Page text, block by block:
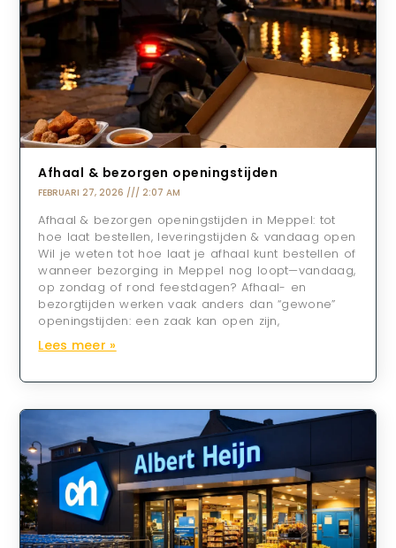
Afhaal & bezorgen openingstijden
FEBRUARI 27, 2026 2:07 AM
Afhaal & bezorgen openingstijden in Meppel: tot
hoe laat bestellen, leveringstijden & vandaag open
Wil je weten tot hoe laat je afhaal kunt bestellen of
wanneer bezorging in Meppel nog loopt—vandaag,
op zondag of rond feestdagen? Afhaal- en
bezorgtijden werken vaak anders dan “gewone”
openingstijden: een zaak kan open zijn,
Lees meer »